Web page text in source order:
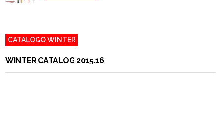
CATALOGO WINTER
WINTERCATALOG 2015.16